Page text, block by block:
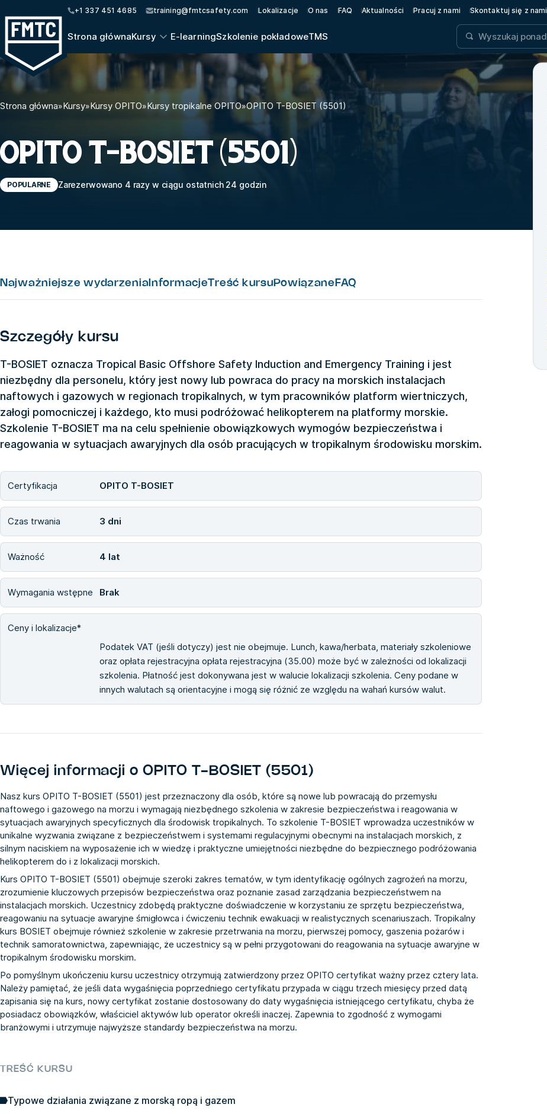
+1 337 451 4685 training@fmtcsafety.com Lokalizacje O nas FAQ Aktualności Pracuj z nami Skontaktuj się z nami
Strona głównaKursy E-learningSzkolenie pokładoweTMS
Strona główna»Kursy»Kursy OPITO»Kursy tropikalne OPITO»OPITO T-BOSIET (5501)
OPITO T-BOSIET (5501)
POPULARNE Zarezerwowano 4 razy w ciągu ostatnich 24 godzin
Najważniejsze wydarzenia Informacje Treść kursu Powiązane FAQ
Szczegóły kursu
T-BOSIET oznacza Tropical Basic Offshore Safety Induction and Emergency Training i jest
niezbędny dla personelu, który jest nowy lub powraca do pracy na morskich instalacjach
naftowych i gazowych w regionach tropikalnych, w tym pracowników platform wiertniczych,
załogi pomocniczej i każdego, kto musi podróżować helikopterem na platformy morskie.
Szkolenie T-BOSIET ma na celu spełnienie obowiązkowych wymogów bezpieczeństwa i
reagowania w sytuacjach awaryjnych dla osób pracujących w tropikalnym środowisku morskim.
Certyfikacja OPITO T-BOSIET
Czas trwania 3 dni
Ważność 4 lat
Wymagania wstępne Brak
Ceny i lokalizacje*
Podatek VAT (jeśli dotyczy) jest nie obejmuje. Lunch, kawa/herbata, materiały szkoleniowe
oraz opłata rejestracyjna opłata rejestracyjna (35.00) może być w zależności od lokalizacji
szkolenia. Płatność jest dokonywana jest w walucie lokalizacji szkolenia. Ceny podane w
innych walutach są orientacyjne i mogą się różnić ze względu na wahań kursów walut.
Więcej informacji oOPITO T-BOSIET (5501)
Nasz kurs OPITO T-BOSIET (5501) jest przeznaczony dla osób, które są nowe lub powracają do przemysłu
naftowego i gazowego na morzu i wymagają niezbędnego szkolenia w zakresie bezpieczeństwa i reagowania w
sytuacjach awaryjnych specyficznych dla środowisk tropikalnych. To szkolenie T-BOSIET wprowadza uczestników w
unikalne wyzwania związane z bezpieczeństwem i systemami regulacyjnymi obecnymi na instalacjach morskich, z
silnym naciskiem na wyposażenie ich w wiedzę i praktyczne umiejętności niezbędne do bezpiecznego podróżowania
helikopterem do i z lokalizacji morskich.
Kurs OPITO T-BOSIET (5501) obejmuje szeroki zakres tematów, w tym identyfikację ogólnych zagrożeń na morzu,
zrozumienie kluczowych przepisów bezpieczeństwa oraz poznanie zasad zarządzania bezpieczeństwem na
instalacjach morskich. Uczestnicy zdobędą praktyczne doświadczenie w korzystaniu ze sprzętu bezpieczeństwa,
reagowaniu na sytuacje awaryjne śmigłowca i ćwiczeniu technik ewakuacji w realistycznych scenariuszach. Tropikalny
kurs BOSIET obejmuje również szkolenie w zakresie przetrwania na morzu, pierwszej pomocy, gaszenia pożarów i
technik samoratownictwa, zapewniając, że uczestnicy są w pełni przygotowani do reagowania na sytuacje awaryjne w
tropikalnym środowisku morskim.
Po pomyślnym ukończeniu kursu uczestnicy otrzymują zatwierdzony przez OPITO certyfikat ważny przez cztery lata.
Należy pamiętać, że jeśli data wygaśnięcia poprzedniego certyfikatu przypada w ciągu trzech miesięcy przed datą
zapisania się na kurs, nowy certyfikat zostanie dostosowany do daty wygaśnięcia istniejącego certyfikatu, chyba że
posiadacz obowiązków, właściciel aktywów lub operator określi inaczej. Zapewnia to zgodność z wymogami
branżowymi i utrzymuje najwyższe standardy bezpieczeństwa na morzu.
TREŚĆ KURSU
Typowe działania związane z morską ropą i gazem